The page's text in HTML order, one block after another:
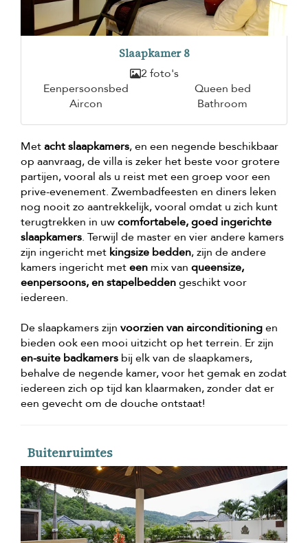
Slaapkamer 8
2 foto's
Eenpersoonsbed
Queen bed
Aircon
Bathroom
Metacht slaapkamers, en een negende beschikbaar
op aanvraag, de villa is zeker het beste voor grotere
partijen, vooral als u reist met een groep voor een
prive-evenement. Zwembadfeesten en diners leken
nog nooit zo aantrekkelijk, vooral omdat u zich kunt
terugtrekken in uwcomfortabele, goed ingerichte
slaapkamers. Terwijl de master en vier andere kamers
zijn ingericht met kingsize bedden, zijn de andere
kamers ingericht meteen mix van queensize,
eenpersoons, en stapelbeddengeschikt voor
iedereen.
De slaapkamers zijn voorzien van airconditioningen
bieden ook een mooi uitzicht op het terrein. Er zijn
en-suite badkamers bij elk van de slaapkamers,
behalve de negende kamer, voor het gemak en zodat
iedereen zich op tijd kan klaarmaken, zonder dat er
een gevecht om de douche ontstaat!
Buitenruimtes